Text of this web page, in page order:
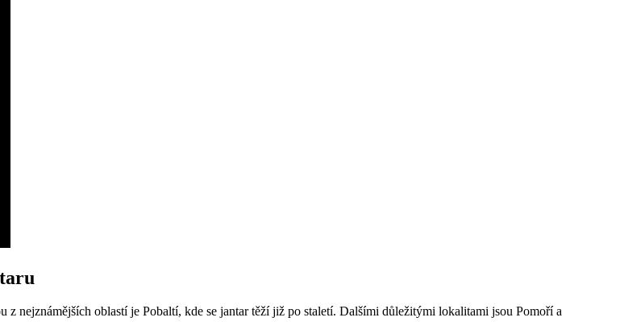
nejznámějších oblastí je Pobaltí, kde se jantar těží již po staletí. Dalšími důležitými lokalitami jsou Pomoří a